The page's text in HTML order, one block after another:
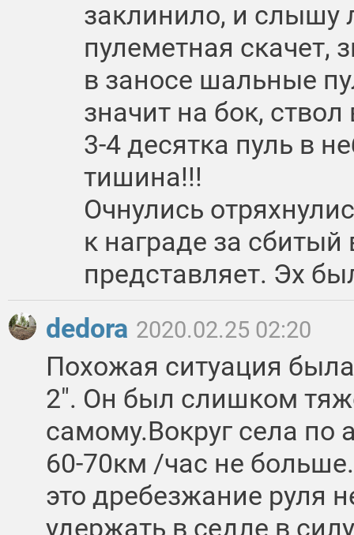
заклинило, и слышу
пулеметная скачет,
в заносе шальные
значит на бок,
3-4 десятка пуль в
тишина!!!
Очнулись
к награде за
представляет. Эх
dedora 2020.02.25 02:20
Похожая ситуация
2". Он был слишком
самому.Вокруг села по
60-70км /час не
это дребезжание руля
удержать в седле в